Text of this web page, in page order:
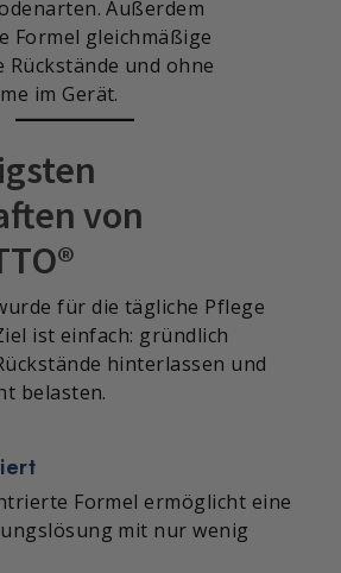
Außerdem
Formel gleichmäßige
Rückstände und ohne
im Gerät.
von
für die tägliche Pflege
ist einfach: gründlich
hinterlassen und
belasten.
Formel ermöglicht eine
mit nur wenig